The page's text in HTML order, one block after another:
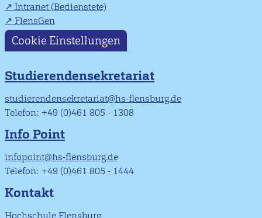
Intranet (Bedienstete)
FlensGen
Cookie Einstellungen
Studierendensekretariat
studierendensekretariat@hs-flensburg.de
Telefon: +49 (0)461 805 - 1308
Info Point
infopoint@hs-flensburg.de
Telefon: +49 (0)461 805 - 1444
Kontakt